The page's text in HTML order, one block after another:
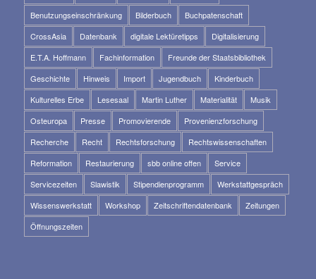
Benutzungseinschränkung
Bilderbuch
Buchpatenschaft
CrossAsia
Datenbank digitale Lektüretipps
Digitalisierung
E.T.A. Hoffmann
Fachinformation
Freunde der Staatsbibliothek
Geschichte
Hinweis Import Jugendbuch
Kinderbuch
Kulturelles Erbe
Lesesaal Martin Luther Materialität
Musik
Osteuropa
Presse Promovierende
Provenienzforschung
Recherche
Recht Rechtsforschung
Rechtswissenschaften
Reformation
Restaurierung sbb online offen
Service
Servicezeiten
Slawistik Stipendienprogramm
Werkstattgespräch
Wissenswerkstatt
Workshop Zeitschriftendatenbank
Zeitungen
Öffnungszeiten